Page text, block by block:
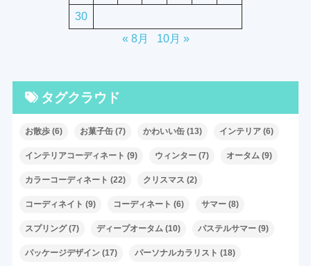
30
« 8月
10月 »
タグクラウド
お散歩(6) お菓子缶(7) かわいい缶(13) インテリア(6)
インテリアコーディネート (9) ウィンター(7) オータム(9)
カラーコーディネート (22) クリスマス (2)
コーディネイト (9) コーディネート (6) サマー(8)
スプリング(7) ディープオータム(10) パステルサマー(9)
パッケージデザイン(17) パーソナルカラリスト (18)